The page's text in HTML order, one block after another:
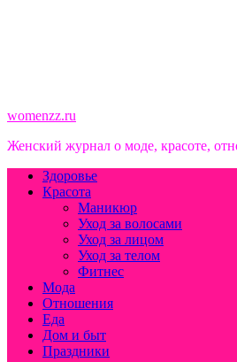
womenzz.ru
Женский журнал о моде, красоте,
Здоровье
Красота
Маникюр
Уход за волосами
Уход за лицом
Уход за телом
Фитнес
Мода
Отношения
Еда
Дом и быт
Праздники